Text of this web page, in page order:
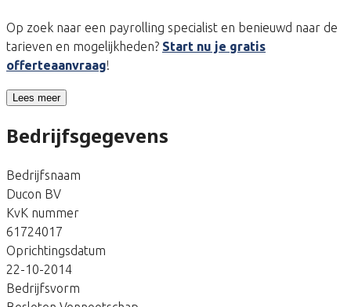
Op zoek naar een payrolling specialist en benieuwd naar de
tarieven en mogelijkheden? Start nu je gratis
offerteaanvraag!
Lees meer
Bedrijfsgegevens
Bedrijfsnaam
Ducon BV
KvK nummer
61724017
Oprichtingsdatum
22-10-2014
Bedrijfsvorm